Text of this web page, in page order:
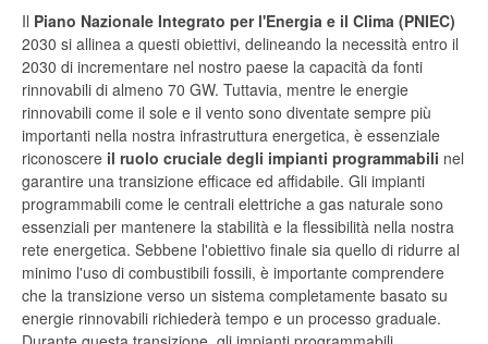
Il Piano Nazionale Integrato per l'Energia e il Clima (PNIEC)
2030 si allinea a questi obiettivi, delineando la necessità entro il
2030 di incrementare nel nostro paese la capacità da fonti
rinnovabili di almeno 70 GW. Tuttavia, mentre le energie
rinnovabili come il sole e il vento sono diventate sempre più
importanti nella nostra infrastruttura energetica, è essenziale
riconoscere il ruolo cruciale degli impianti programmabili nel
garantire una transizione efficace ed affidabile. Gli impianti
programmabili come le centrali elettriche a gas naturale sono
essenziali per mantenere la stabilità e la flessibilità nella nostra
rete energetica. Sebbene l'obiettivo finale sia quello di ridurre al
minimo l'uso di combustibili fossili, è importante comprendere
che la transizione verso un sistema completamente basato su
energie rinnovabili richiederà tempo e un processo graduale.